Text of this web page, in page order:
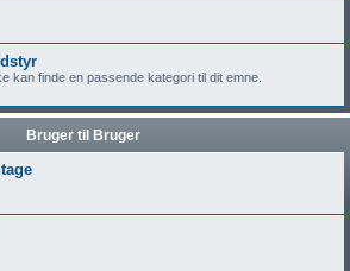
kan finde en passende kategori til dit emne.
Bruger til Bruger